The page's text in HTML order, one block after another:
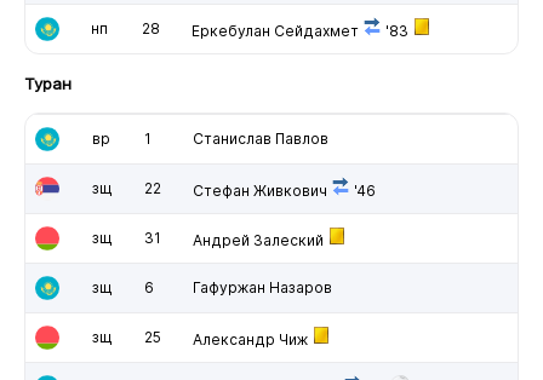
нп 28 Еркебулан Сейдахмет '83
Туран
вр 1 Станислав Павлов
зщ 22 Стефан Живкович '46
зщ 31 Андрей Залеский
зщ 6 Гафуржан Назаров
зщ 25 Александр Чиж